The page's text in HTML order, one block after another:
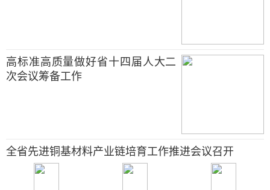
高标准高质量做好省十四届人大二
次会议筹备工作
全省先进铜基材料产业链培育工作推进会议召开